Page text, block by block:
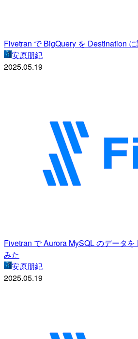
Fivetran で BigQuery を Destination
安原朋紀
2025.05.19
Fivetran で Aurora MySQL のデータ
みた
安原朋紀
2025.05.19